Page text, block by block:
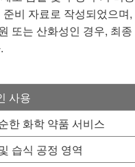
비 자료로 작성되었으며,
또는 산화성인 경우, 최종
사용
한 화학 약품 서비스
습식 공정 영역